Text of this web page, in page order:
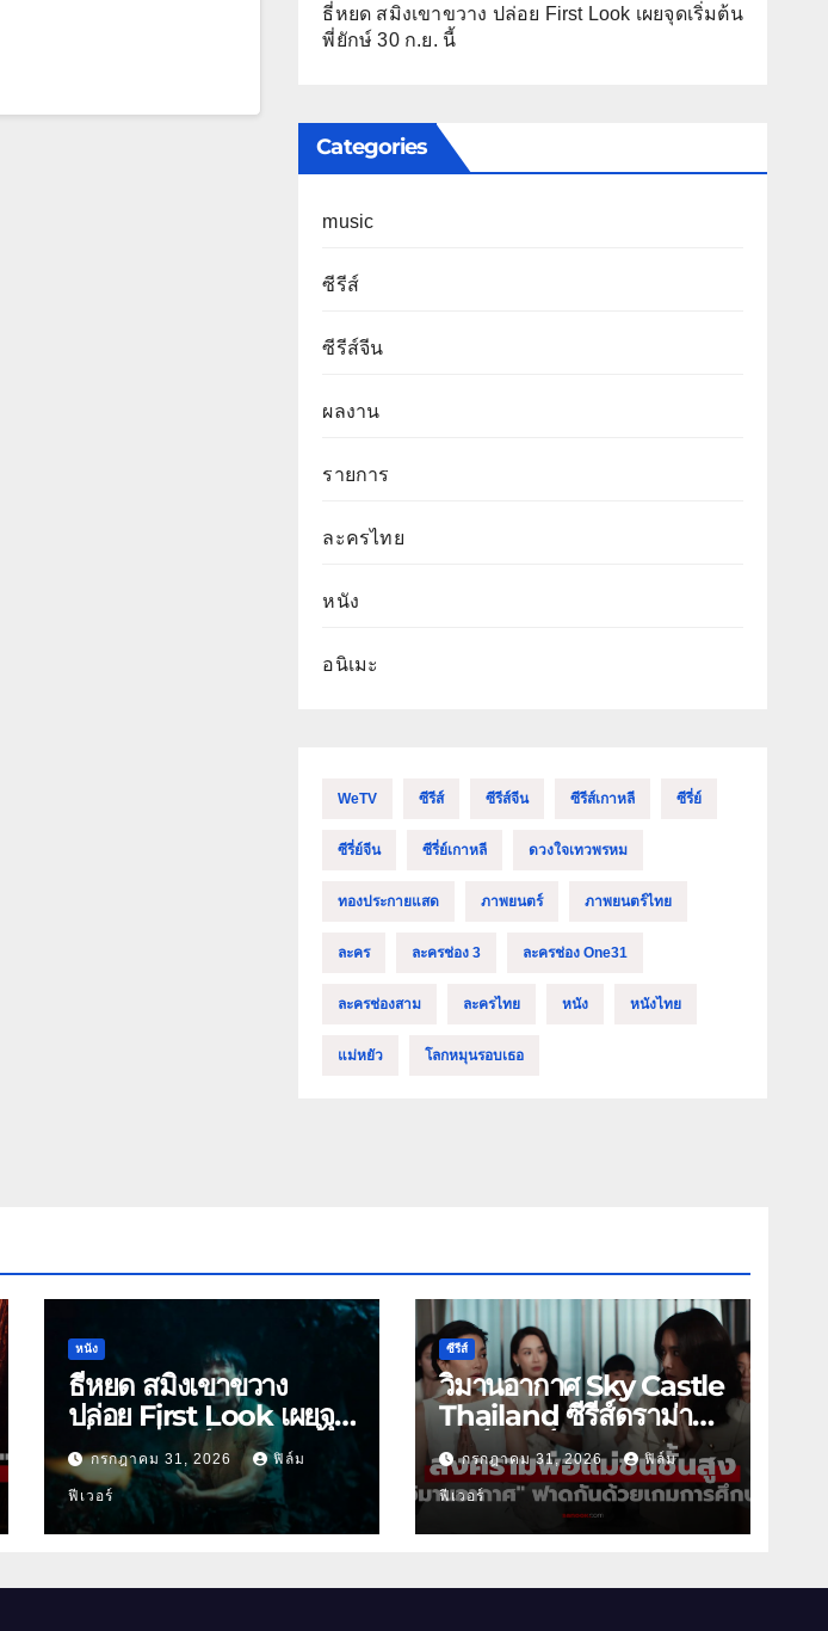
ธี่หยด สมิงเขาขวาง ปล่อย First Look เผยจุดเริ่มต้น
พี่ยักษ์ 30 ก.ย. นี้
Categories
music
ซีรีส์
ซีรีส์จีน
ผลงาน
รายการ
ละครไทย
หนัง
อนิเมะ
WeTV ซีรีส์ ซีรีส์จีน ซีรีส์เกาหลี ซีรี่ย์
ซีรี่ย์จีน ซีรี่ย์เกาหลี ดวงใจเทวพรหม
ทองประกายแสด ภาพยนตร์ ภาพยนตร์ไทย
ละคร ละครช่อง 3 ละครช่อง One31
ละครช่องสาม ละครไทย หนัง หนังไทย
แม่หยัว โลกหมุนรอบเธอ
หนัง
ธี่หยด สมิงเขาขวาง
ปล่อย First Look เผยจุด
เริ่มต้นพี่ยักษ์ 30 ก.ย. นี้
กรกฎาคม 31, 2026 ฟิล์ม
ฟีเวอร์
ซีรีส์
วิมานอากาศ Sky Castle
Thailand ซีรีส์ดราม่า
ฟอร์มยักษ์ ช่องวัน31
กรกฎาคม 31, 2026 ฟิล์ม
ฟีเวอร์